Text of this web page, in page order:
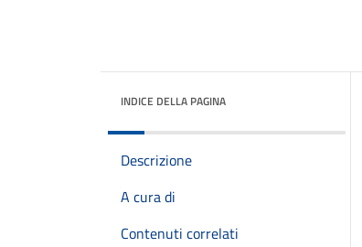
INDICE DELLA PAGINA
Descrizione
A cura di
Contenuti correlati